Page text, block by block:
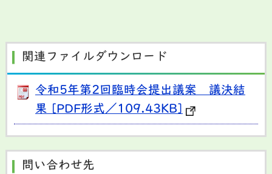
関連ファイルダウンロード
令和5年第2回臨時会提出議案 議決結
果 [PDF形式／109.43KB]
問い合わせ先